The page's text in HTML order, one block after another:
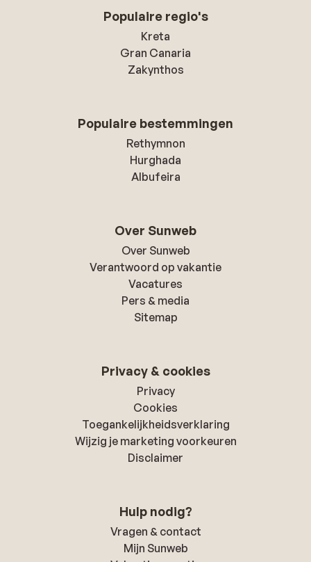
Populaire regio's
Kreta
Gran Canaria
Zakynthos
Populaire bestemmingen
Rethymnon
Hurghada
Albufeira
Over Sunweb
Over Sunweb
Verantwoord op vakantie
Vacatures
Pers & media
Sitemap
Privacy & cookies
Privacy
Cookies
Toegankelijkheidsverklaring
Wijzig je marketing voorkeuren
Disclaimer
Hulp nodig?
Vragen & contact
Mijn Sunweb